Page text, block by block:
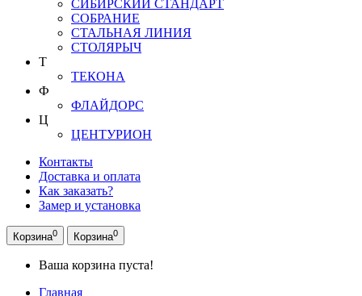
СИБИРСКИЙ СТАНДАРТ
СОБРАНИЕ
СТАЛЬНАЯ ЛИНИЯ
СТОЛЯРЫЧ
Т
ТЕКОНА
Ф
ФЛАЙДОРС
Ц
ЦЕНТУРИОН
Контакты
Доставка и оплата
Как заказать?
Замер и установка
Корзина0 Корзина0
Ваша корзина пуста!
Главная